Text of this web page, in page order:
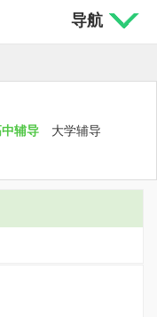
导航
辅导 大学辅导